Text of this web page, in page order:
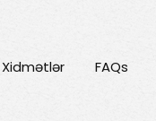
Xidmətlər
FAQs